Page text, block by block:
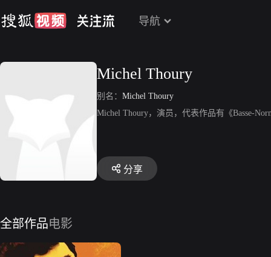
导航
Michel Thoury
别名： Michel Thoury
Michel Thoury，演员，代表作品有《Basse-
分享
全部作品电影